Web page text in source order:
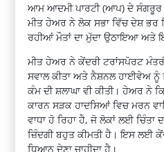
ਆਮ ਆਦਮੀ ਪਾਰਟੀ (ਆਪ) ਦੇ ਸੰਗਰੂਰ
ਮੀਤ ਹੇਅਰ ਨੇ ਲੋਕ ਸਭਾ ਵਿੱਚ ਦੇਸ਼ ਭਰ
ਰਹੀਆਂ ਮੌਤਾਂ ਦਾ ਮੁੱਦਾ ਉਠਾਇਆ ਅਤੇ
ਮੀਤ ਹੇਅਰ ਨੇ ਕੇਂਦਰੀ ਟਰਾਂਸਪੋਰਟ
ਸਵਾਲ ਕੀਤਾ ਅਤੇ ਨੈਸ਼ਨਲ ਹਾਈਵੇਅ ਨੂੰ
ਕੰਮ ਦੀ ਸ਼ਲਾਘਾ ਵੀ ਕੀਤੀ। ਹੇਅਰ ਨੇ
ਕਾਰਨ ਸੜਕ ਹਾਦਸਿਆਂ ਵਿਚ ਮਰਨ
ਵਾਧਾ ਹੋ ਰਿਹਾ ਹੈ, ਜੋ ਲੋਕਾਂ ਲਈ ਚਿੰਤਾ
ਜ਼ਿੰਦਗੀ ਬਹੁਤ ਕੀਮਤੀ ਹੈ। ਇਸ ਲਈ
ਧਿਆਨ ਦੇਣਾ ਚਾਹੀਦਾ ਹੈ।